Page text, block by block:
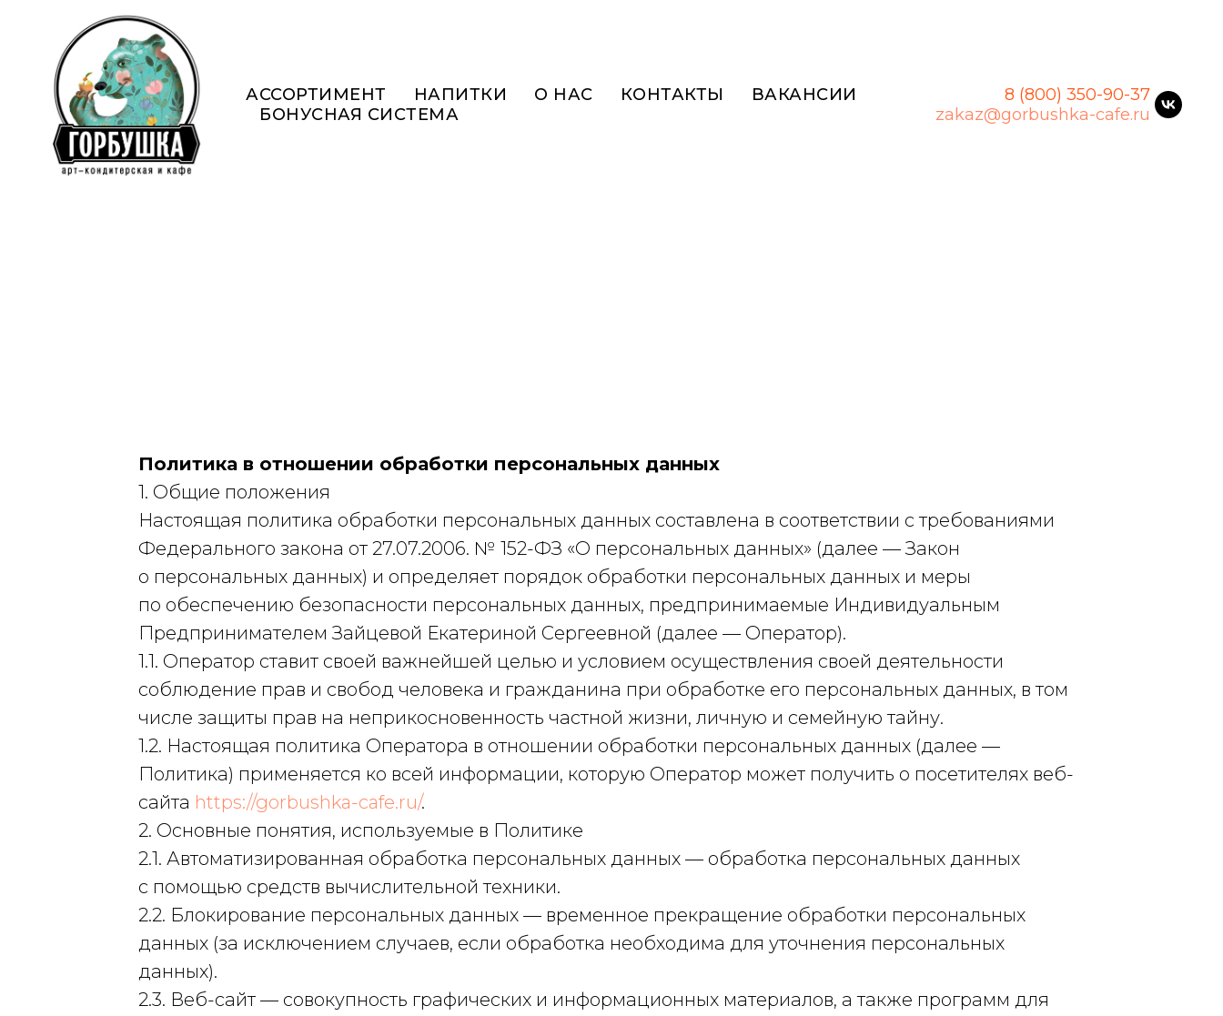
АССОРТИМЕНТ НАПИТКИ О НАС КОНТАКТЫ
ВАКАНСИИ
БОНУСНАЯ СИСТЕМА
8 (800) 350-90-37
zakaz@gorbushka-cafe.ru
Политика в отношении обработки персональных данных
1. Общие положения
Настоящая политика обработки персональных данных составлена в соответствии с требованиями
Федерального закона от 27.07.2006. № 152-ФЗ «О персональных данных» (далее — Закон
о персональных данных) и определяет порядок обработки персональных данных и меры
по обеспечению безопасности персональных данных, предпринимаемые Индивидуальным
Предпринимателем Зайцевой Екатериной Сергеевной (далее — Оператор).
1.1. Оператор ставит своей важнейшей целью и условием осуществления своей деятельности
соблюдение прав и свобод человека и гражданина при обработке его персональных данных, в том
числе защиты прав на неприкосновенность частной жизни, личную и семейную тайну.
1.2. Настоящая политика Оператора в отношении обработки персональных данных (далее —
Политика) применяется ко всей информации, которую Оператор может получить о посетителях веб-
сайта https://gorbushka-cafe.ru/.
2. Основные понятия, используемые в Политике
2.1. Автоматизированная обработка персональных данных — обработка персональных данных
с помощью средств вычислительной техники.
2.2. Блокирование персональных данных — временное прекращение обработки персональных
данных (за исключением случаев, если обработка необходима для уточнения персональных
данных).
2.3. Веб-сайт — совокупность графических и информационных материалов, а также программ для